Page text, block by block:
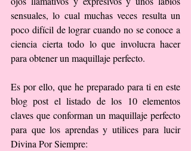
sensuales, lo cual muchas veces resulta un
poco difícil de lograr cuando no se conoce a
ciencia cierta todo lo que involucra hacer
para obtener un maquillaje perfecto.
Es por ello, que he preparado para ti en este
blog post el listado de los 10 elementos
claves que conforman un maquillaje perfecto
para que los aprendas y utilices para lucir
Divina Por Siempre: